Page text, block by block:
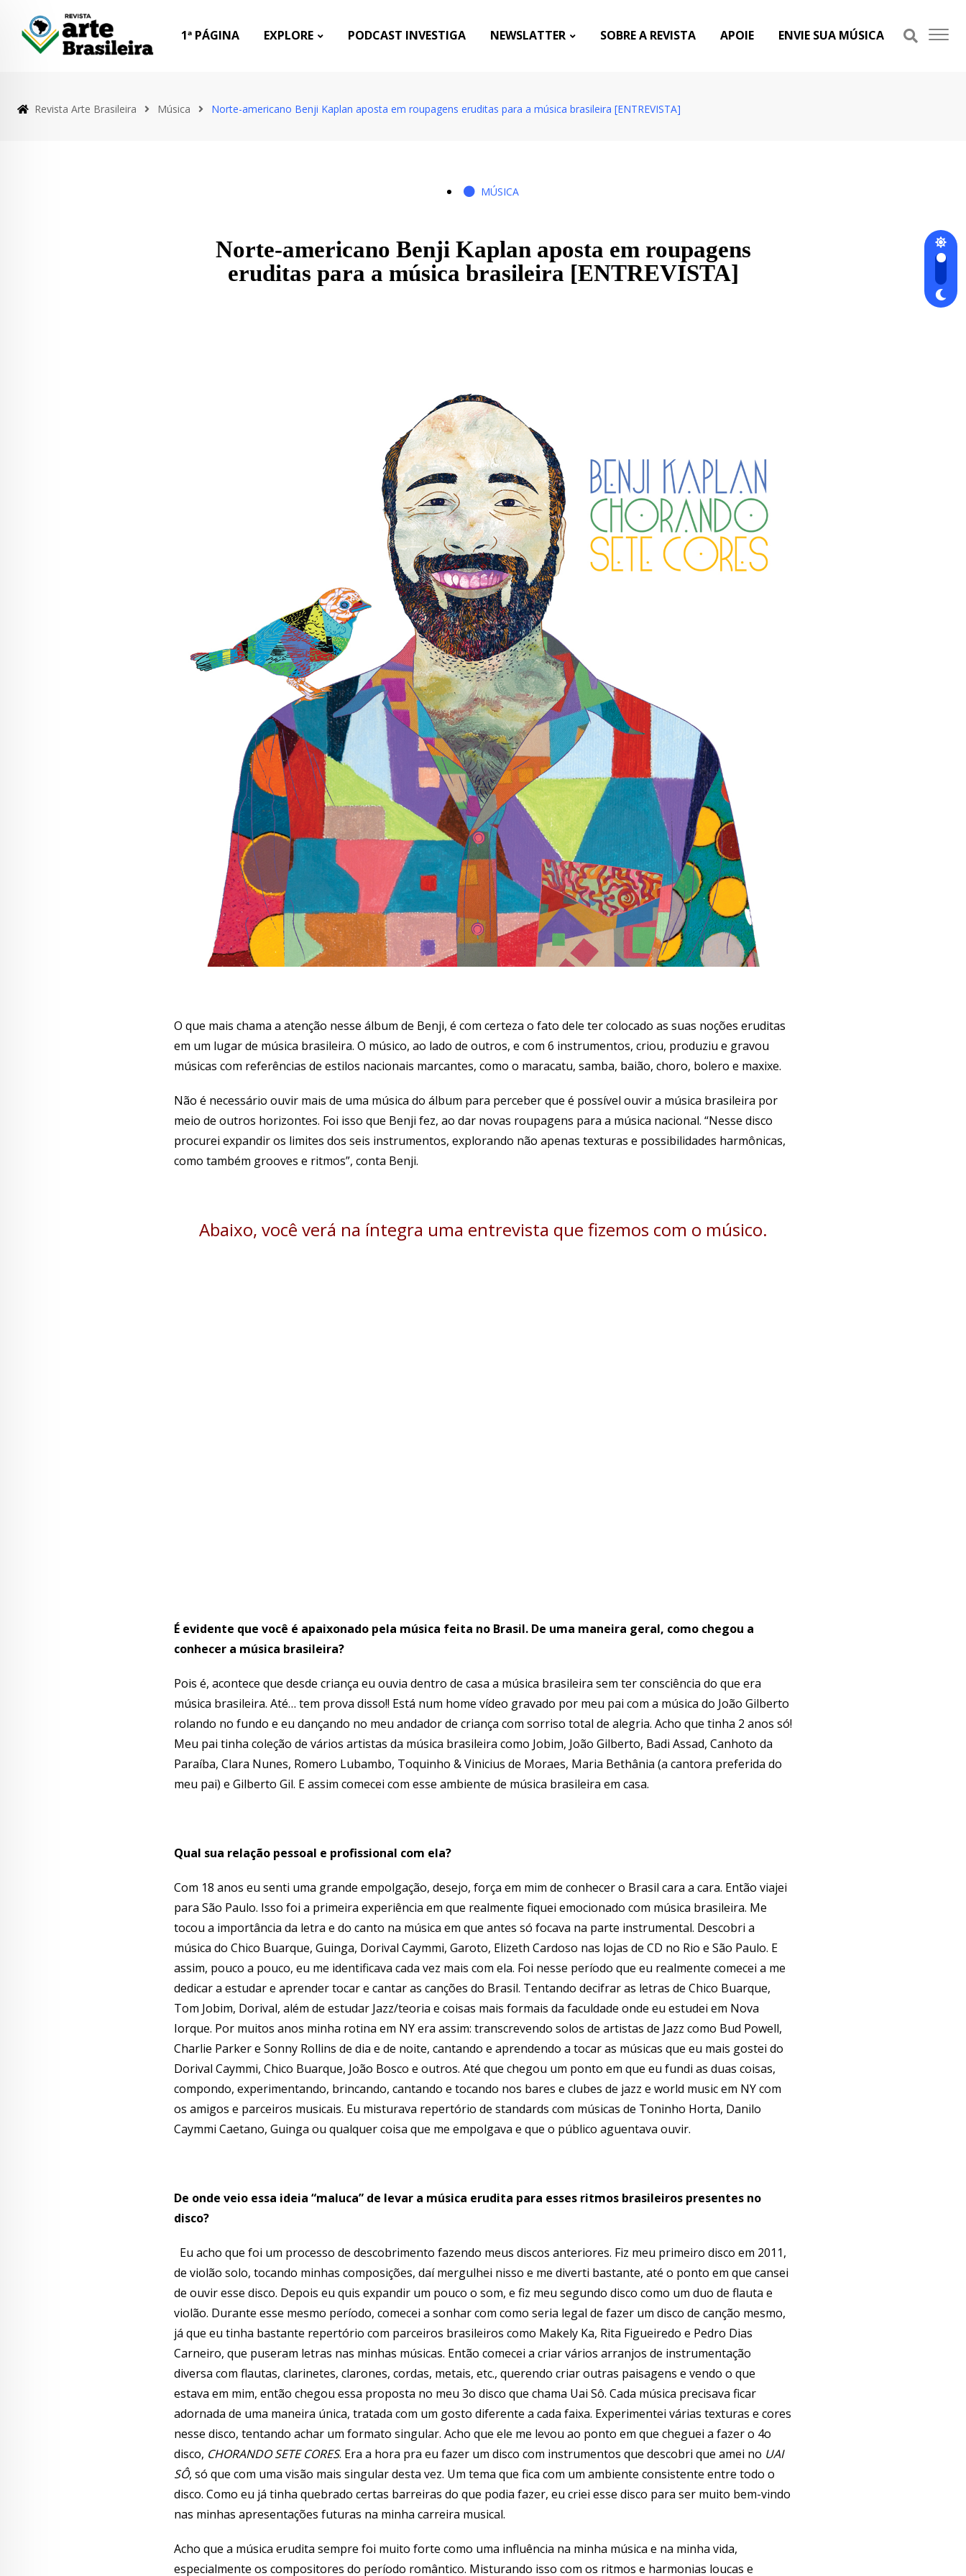
1ª PÁGINA EXPLORE PODCAST INVESTIGA NEWSLATTER SOBRE A REVISTA APOIE ENVIE SUA MÚSICA
Revista Arte Brasileira Música Norte-americano Benji Kaplan aposta em roupagens eruditas para a música brasileira [ENTREVISTA]
MÚSICA
Norte-americano Benji Kaplan aposta em roupagens
eruditas para a música brasileira [ENTREVISTA]
O que mais chama a atenção nesse álbum de Benji, é com certeza o fato dele ter colocado as suas noções eruditas
em um lugar de música brasileira. O músico, ao lado de outros, e com 6 instrumentos, criou, produziu e gravou
músicas com referências de estilos nacionais marcantes, como o maracatu, samba, baião, choro, bolero e maxixe.
Não é necessário ouvir mais de uma música do álbum para perceber que é possível ouvir a música brasileira por
meio de outros horizontes. Foi isso que Benji fez, ao dar novas roupagens para a música nacional. “Nesse disco
procurei expandir os limites dos seis instrumentos, explorando não apenas texturas e possibilidades harmônicas,
como também grooves e ritmos”, conta Benji.
Abaixo, você verá na íntegra uma entrevista que fizemos com o músico.
É evidente que você é apaixonado pela música feita no Brasil. De uma maneira geral, como chegou a
conhecer a música brasileira?
Pois é, acontece que desde criança eu ouvia dentro de casa a música brasileira sem ter consciência do que era
música brasileira. Até… tem prova disso!! Está num home vídeo gravado por meu pai com a música do João Gilberto
rolando no fundo e eu dançando no meu andador de criança com sorriso total de alegria. Acho que tinha 2 anos só!
Meu pai tinha coleção de vários artistas da música brasileira como Jobim, João Gilberto, Badi Assad, Canhoto da
Paraíba, Clara Nunes, Romero Lubambo, Toquinho & Vinicius de Moraes, Maria Bethânia (a cantora preferida do
meu pai) e Gilberto Gil. E assim comecei com esse ambiente de música brasileira em casa.
Qual sua relação pessoal e profissional com ela?
Com 18 anos eu senti uma grande empolgação, desejo, força em mim de conhecer o Brasil cara a cara. Então viajei
para São Paulo. Isso foi a primeira experiência em que realmente fiquei emocionado com música brasileira. Me
tocou a importância da letra e do canto na música em que antes só focava na parte instrumental. Descobri a
música do Chico Buarque, Guinga, Dorival Caymmi, Garoto, Elizeth Cardoso nas lojas de CD no Rio e São Paulo. E
assim, pouco a pouco, eu me identificava cada vez mais com ela. Foi nesse período que eu realmente comecei a me
dedicar a estudar e aprender tocar e cantar as canções do Brasil. Tentando decifrar as letras de Chico Buarque,
Tom Jobim, Dorival, além de estudar Jazz/teoria e coisas mais formais da faculdade onde eu estudei em Nova
Iorque. Por muitos anos minha rotina em NY era assim: transcrevendo solos de artistas de Jazz como Bud Powell,
Charlie Parker e Sonny Rollins de dia e de noite, cantando e aprendendo a tocar as músicas que eu mais gostei do
Dorival Caymmi, Chico Buarque, João Bosco e outros. Até que chegou um ponto em que eu fundi as duas coisas,
compondo, experimentando, brincando, cantando e tocando nos bares e clubes de jazz e world music em NY com
os amigos e parceiros musicais. Eu misturava repertório de standards com músicas de Toninho Horta, Danilo
Caymmi Caetano, Guinga ou qualquer coisa que me empolgava e que o público aguentava ouvir.
De onde veio essa ideia “maluca” de levar a música erudita para esses ritmos brasileiros presentes no
disco?
Eu acho que foi um processo de descobrimento fazendo meus discos anteriores. Fiz meu primeiro disco em 2011,
de violão solo, tocando minhas composições, daí mergulhei nisso e me diverti bastante, até o ponto em que cansei
de ouvir esse disco. Depois eu quis expandir um pouco o som, e fiz meu segundo disco como um duo de flauta e
violão. Durante esse mesmo período, comecei a sonhar com como seria legal de fazer um disco de canção mesmo,
já que eu tinha bastante repertório com parceiros brasileiros como Makely Ka, Rita Figueiredo e Pedro Dias
Carneiro, que puseram letras nas minhas músicas. Então comecei a criar vários arranjos de instrumentação
diversa com flautas, clarinetes, clarones, cordas, metais, etc., querendo criar outras paisagens e vendo o que
estava em mim, então chegou essa proposta no meu 3o disco que chama Uai Sô. Cada música precisava ficar
adornada de uma maneira única, tratada com um gosto diferente a cada faixa. Experimentei várias texturas e cores
nesse disco, tentando achar um formato singular. Acho que ele me levou ao ponto em que cheguei a fazer o 4o
disco, CHORANDO SETE CORES. Era a hora pra eu fazer um disco com instrumentos que descobri que amei no UAI
SÔ, só que com uma visão mais singular desta vez. Um tema que fica com um ambiente consistente entre todo o
disco. Como eu já tinha quebrado certas barreiras do que podia fazer, eu criei esse disco para ser muito bem-vindo
nas minhas apresentações futuras na minha carreira musical.
Acho que a música erudita sempre foi muito forte como uma influência na minha música e na minha vida,
especialmente os compositores do período romântico. Misturando isso com os ritmos e harmonias loucas e